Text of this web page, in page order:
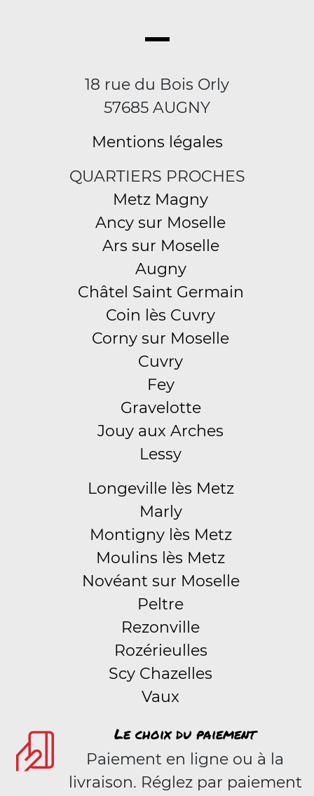
18 rue du Bois Orly
57685 AUGNY
Mentions légales
QUARTIERS PROCHES
Metz Magny
Ancy sur Moselle
Ars sur Moselle
Augny
Châtel Saint Germain
Coin lès Cuvry
Corny sur Moselle
Cuvry
Fey
Gravelotte
Jouy aux Arches
Lessy
Longeville lès Metz
Marly
Montigny lès Metz
Moulins lès Metz
Novéant sur Moselle
Peltre
Rezonville
Rozérieulles
Scy Chazelles
Vaux
Le choix du paiement
Paiement en ligne ou à la
livraison. Réglez par paiement